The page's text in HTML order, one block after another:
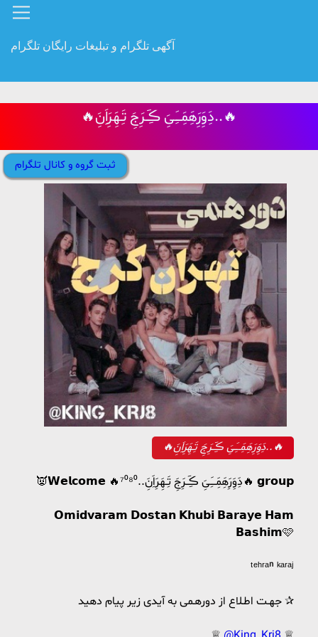
آگهی تلگرام و تبلیغات رایگان تلگرام
🔥دَِوَِرَِهَِمَِــَِیَِ ڪَِــرَِجَِ تَِـهَِرَِاَِنَِ..🔥
ثبت گروه و کانال تلگرام
🔥دَِوَِرَِهَِمَِــَِیَِ ڪَِــرَِجَِ تَِـهَِرَِاَِنَِ..🔥
👿𝗪𝗲𝗹𝗰𝗼𝗺𝗲 🔥دَِوَِرَِهَِمَِــَِیَِ ڪَِــرَِجَِ تَِـهَِرَِاَِنَِ..⁷⁰⁸⁰🔥 𝗴𝗿𝗼𝘂𝗽
𝗢𝗺𝗶𝗱𝘃𝗮𝗿𝗮𝗺 𝗗𝗼𝘀𝘁𝗮𝗻 𝗞𝗵𝘂𝗯𝗶 𝗕𝗮𝗿𝗮𝘆𝗲 𝗛𝗮𝗺
𝗕𝗮𝘀𝗵𝗶𝗺🩷
ᵗᵉʰʳᵃⁿ ᵏᵃʳᵃʲ
جهـت اطـلاع از دورهـمی به آیدی زیر پیام دهید ✰